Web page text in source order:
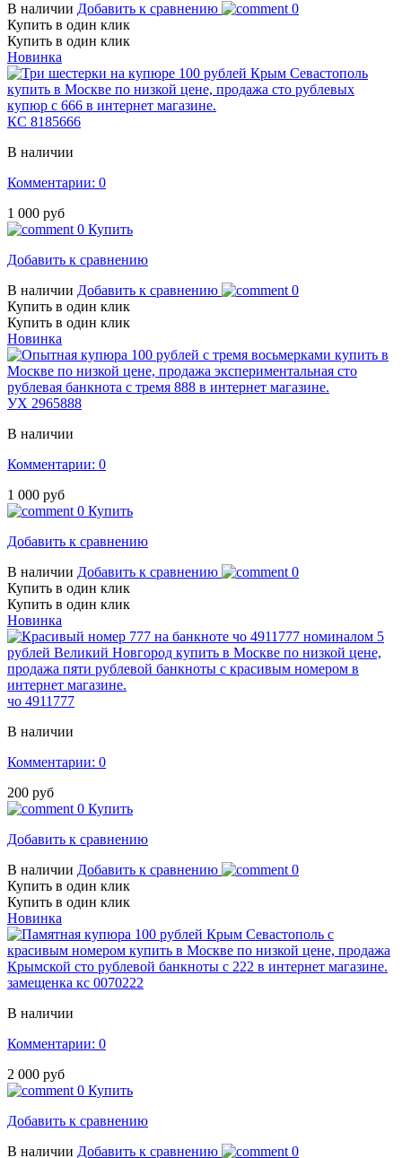
В наличии Добавить к сравнению
0
Купить в один клик
Купить в один клик
Новинка
КС 8185666
В наличии
Комментарии: 0
1 000 руб
0 Купить
Добавить к сравнению
В наличии Добавить к сравнению
0
Купить в один клик
Купить в один клик
Новинка
УХ 2965888
В наличии
Комментарии: 0
1 000 руб
0 Купить
Добавить к сравнению
В наличии Добавить к сравнению
0
Купить в один клик
Купить в один клик
Новинка
чо 4911777
В наличии
Комментарии: 0
200 руб
0 Купить
Добавить к сравнению
В наличии Добавить к сравнению
0
Купить в один клик
Купить в один клик
Новинка
замещенка кс 0070222
В наличии
Комментарии: 0
2 000 руб
0 Купить
Добавить к сравнению
В наличии Добавить к сравнению 0